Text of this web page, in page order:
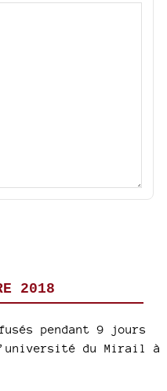
2018
pendant 9 jours
du Mirail à